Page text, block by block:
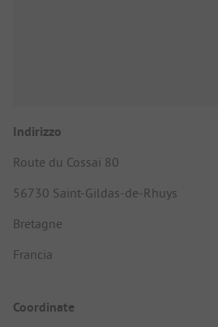
Indirizzo
Route du Cossai 80
56730 Saint-Gildas-de-Rhuys
Bretagne
Francia
Coordinate